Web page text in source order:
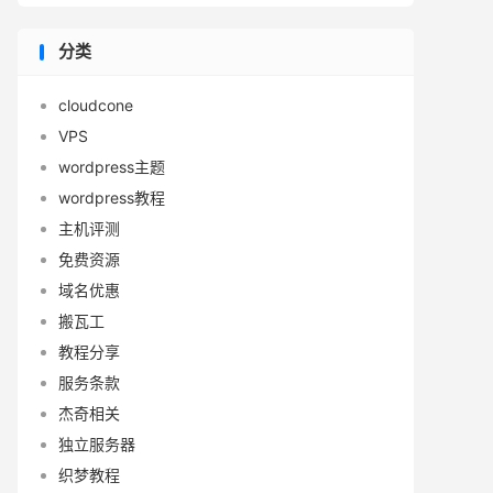
分类
cloudcone
VPS
wordpress主题
wordpress教程
主机评测
免费资源
域名优惠
搬瓦工
教程分享
服务条款
杰奇相关
独立服务器
织梦教程